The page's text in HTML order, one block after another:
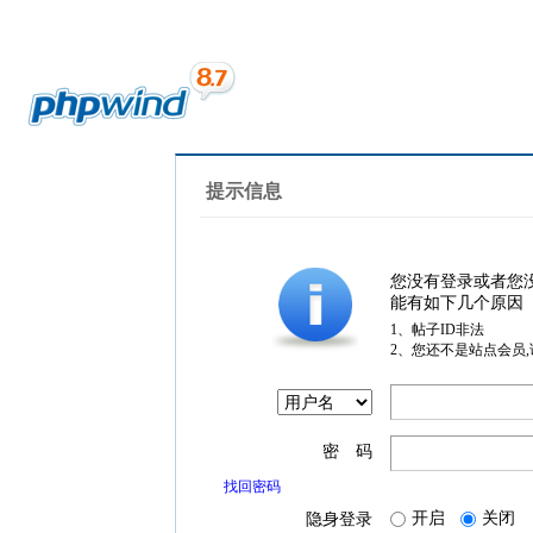
提示信息
您没有登录或者您
能有如下几个原因
1、帖子ID非法
2、您还不是站点会员
密 码
找回密码
隐身登录 开启 关闭